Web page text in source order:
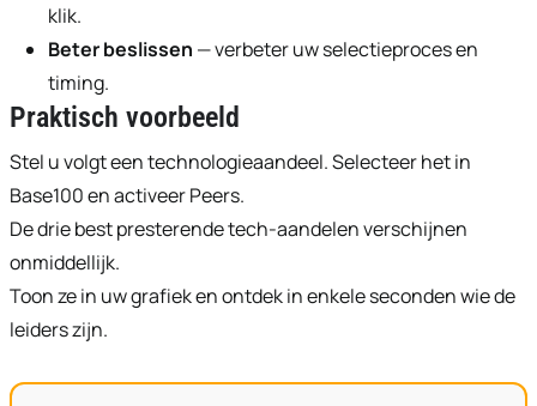
klik.
Beter beslissen — verbeter uw selectieproces en
timing.
Praktisch voorbeeld
Stel u volgt een technologieaandeel. Selecteer het in
Base100 en activeer Peers.
De drie best presterende tech-aandelen verschijnen
onmiddellijk.
Toon ze in uw grafiek en ontdek in enkele seconden wie de
leiders zijn.